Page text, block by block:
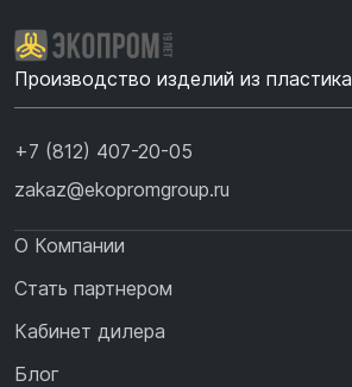
Производство изделий из пластика
+7 (812) 407-20-05
zakaz@ekopromgroup.ru
О Компании
Стать партнером
Кабинет дилера
Блог